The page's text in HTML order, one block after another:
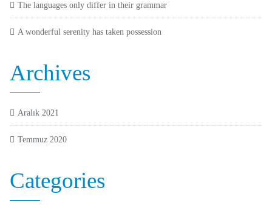
The languages only differ in their grammar
A wonderful serenity has taken possession
Archives
Aralık 2021
Temmuz 2020
Categories